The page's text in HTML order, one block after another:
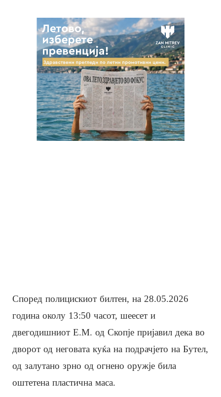
Според полицискиот билтен, на 28.05.2026
година околу 13:50 часот, шеесет и
двегодишниот Е.М. од Скопје пријавил дека во
дворот од неговата куќа на подрачјето на Бутел,
од залутано зрно од огнено оружје била
оштетена пластична маса.